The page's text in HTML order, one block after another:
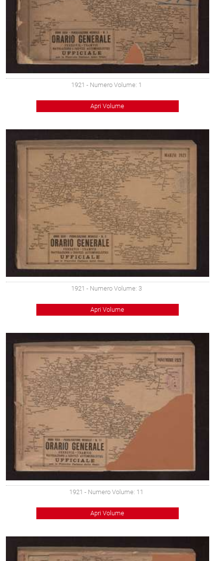
1921 - Numero Volume: 1
Apri Volume
1921 - Numero Volume: 3
Apri Volume
1921 - Numero Volume: 11
Apri Volume